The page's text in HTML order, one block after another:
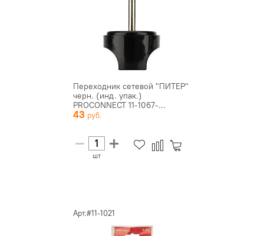
Переходник сетевой "ПИТЕР"
черн. (инд. упак.)
PROCONNECT 11-1067-...
43
шт
Арт.#11-1021